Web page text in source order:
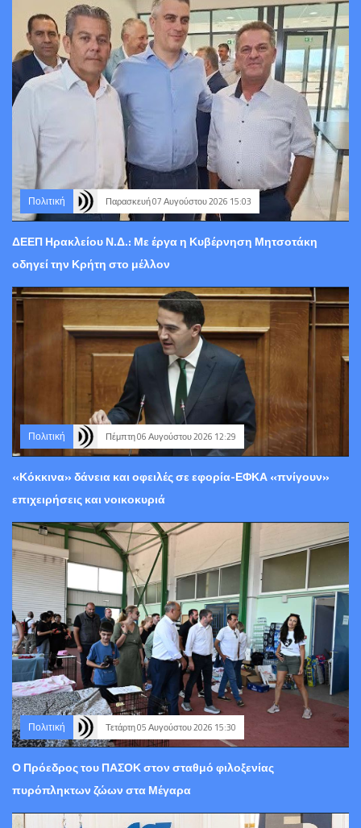
Πολιτική Παρασκευή 07 Αυγούστου 2026 15:03
ΔΕΕΠ Ηρακλείου Ν.Δ.: Με έργα η Κυβέρνηση Μητσοτάκη
οδηγεί την Κρήτη στο μέλλον
Πολιτική Πέμπτη 06 Αυγούστου 2026 12:29
«Κόκκινα» δάνεια και οφειλές σε εφορία-ΕΦΚΑ «πνίγουν»
επιχειρήσεις και νοικοκυριά
Πολιτική Τετάρτη 05 Αυγούστου 2026 15:30
Ο Πρόεδρος του ΠΑΣΟΚ στον σταθμό φιλοξενίας
πυρόπληκτων ζώων στα Μέγαρα